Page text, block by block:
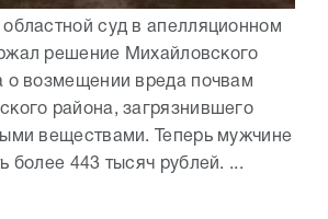
областной суд в апелляционном
решение Михайловского
о возмещении вреда почвам
района, загрязнившего
веществами. Теперь мужчине
более 443 тысяч рублей. ...